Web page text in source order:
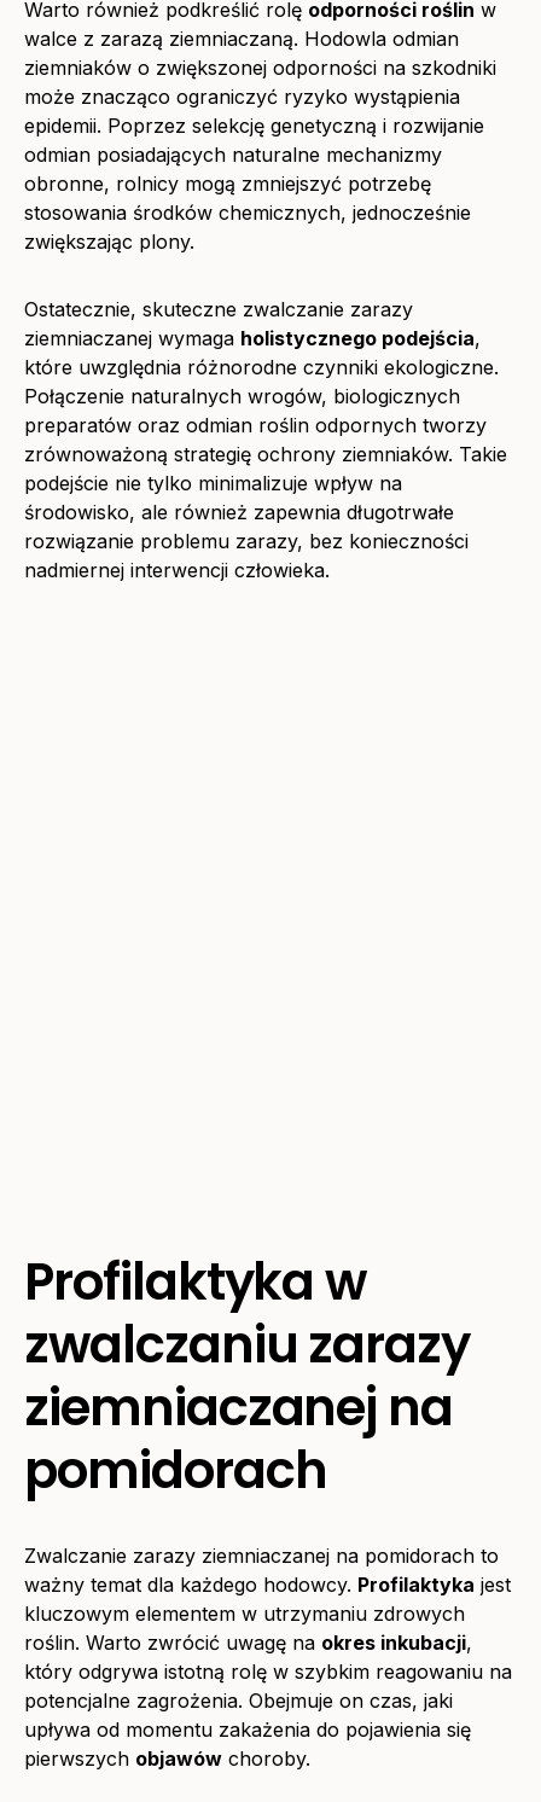
Warto również podkreślić rolę odporności roślin w
walce z zarazą ziemniaczaną. Hodowla odmian
ziemniaków o zwiększonej odporności na szkodniki
może znacząco ograniczyć ryzyko wystąpienia
epidemii. Poprzez selekcję genetyczną i rozwijanie
odmian posiadających naturalne mechanizmy
obronne, rolnicy mogą zmniejszyć potrzebę
stosowania środków chemicznych, jednocześnie
zwiększając plony.
Ostatecznie, skuteczne zwalczanie zarazy
ziemniaczanej wymaga holistycznego podejścia,
które uwzględnia różnorodne czynniki ekologiczne.
Połączenie naturalnych wrogów, biologicznych
preparatów oraz odmian roślin odpornych tworzy
zrównoważoną strategię ochrony ziemniaków. Takie
podejście nie tylko minimalizuje wpływ na
środowisko, ale również zapewnia długotrwałe
rozwiązanie problemu zarazy, bez konieczności
nadmiernej interwencji człowieka.
Profilaktyka w
zwalczaniu zarazy
ziemniaczanej na
pomidorach
Zwalczanie zarazy ziemniaczanej na pomidorach to
ważny temat dla każdego hodowcy. Profilaktyka jest
kluczowym elementem w utrzymaniu zdrowych
roślin. Warto zwrócić uwagę na okres inkubacji,
który odgrywa istotną rolę w szybkim reagowaniu na
potencjalne zagrożenia. Obejmuje on czas, jaki
upływa od momentu zakażenia do pojawienia się
pierwszych objawów choroby.